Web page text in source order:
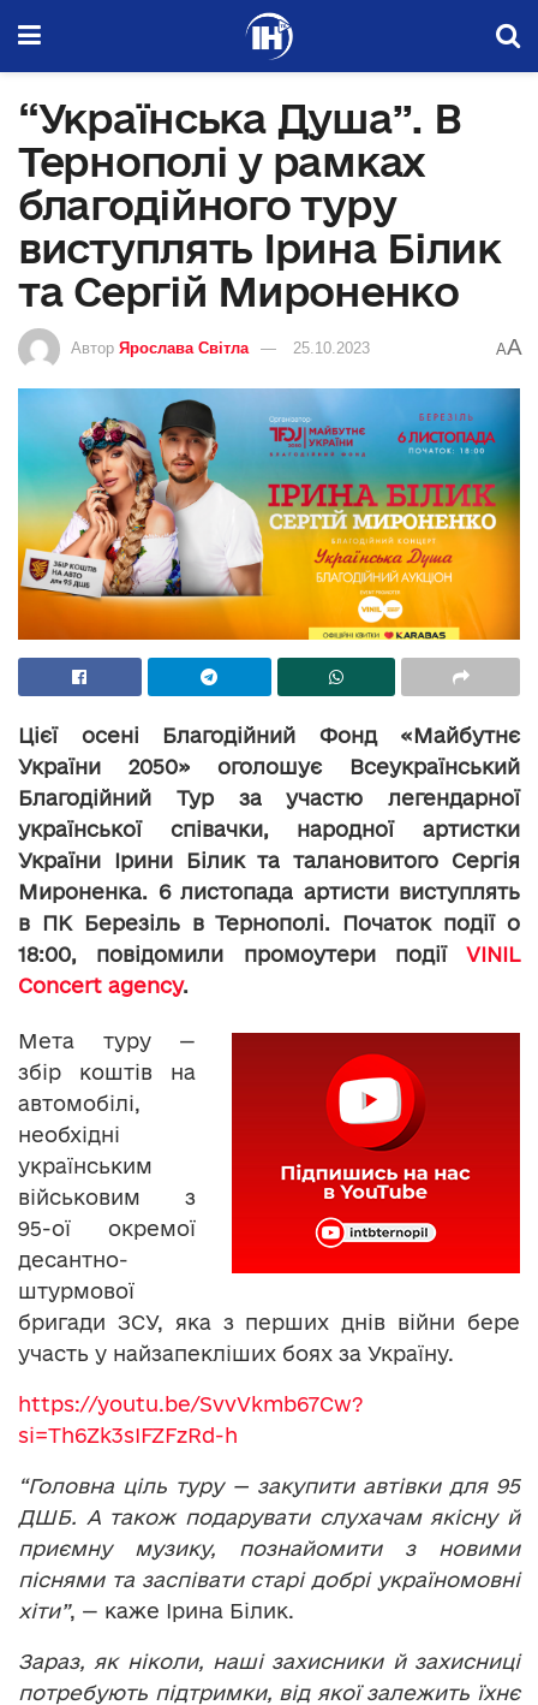
“Українська Душа”. В
Тернополі у рамках
благодійного туру
виступлять Ірина Білик
та Сергій Мироненко
Автор Ярослава Світла 25.10.2023 AA
Цієї осені Благодійний Фонд «Майбутнє
України 2050» оголошує Всеукраїнський
Благодійний Тур за участю легендарної
української співачки, народної артистки
України Ірини Білик та талановитого Сергія
Мироненка. 6 листопада артисти виступлять
в ПК Березіль в Тернополі. Початок події о
18:00, повідомили промоутери події VINIL
Concert agency.
Мета туру —
збір коштів на
автомобілі,
необхідні
українським
військовим з
95-ої окремої
десантно-
штурмової
бригади ЗСУ, яка з перших днів війни бере
участь у найзапекліших боях за Україну.
https://youtu.be/SvvVkmb67Cw?
si=Th6Zk3sIFZFzRd-h
“Головна ціль туру — закупити автівки для 95
ДШБ. А також подарувати слухачам якісну й
приємну музику, познайомити з новими
піснями та заспівати старі добрі україномовні
хіти”, — каже Ірина Білик.
Зараз, як ніколи, наші захисники й захисниці
потребують підтримки, від якої залежить їхнє